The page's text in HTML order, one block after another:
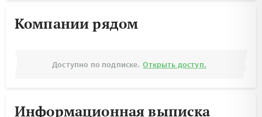
Компании рядом
Доступно по подписке. Открыть доступ.
Информационная выписка